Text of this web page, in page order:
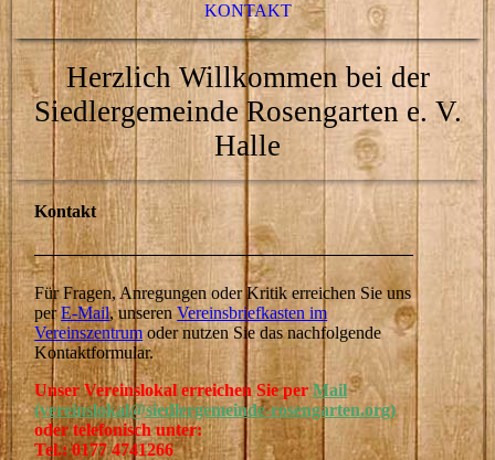
KONTAKT
Herzlich Willkommen bei der
Siedlergemeinde Rosengarten e. V.
Halle
Kontakt
Für Fragen, Anregungen oder Kritik erreichen Sie uns
perE-Mail, unserenVereinsbriefkasten im
Vereinszentrumoder nutzen Sie das nachfolgende
Kontaktformular.
Unser Vereinslokal erreichen Sie perMail
(vereinslokal@siedlergemeinde-rosengarten.org)
oder telefonisch unter:
Tel.: 0177 4741266